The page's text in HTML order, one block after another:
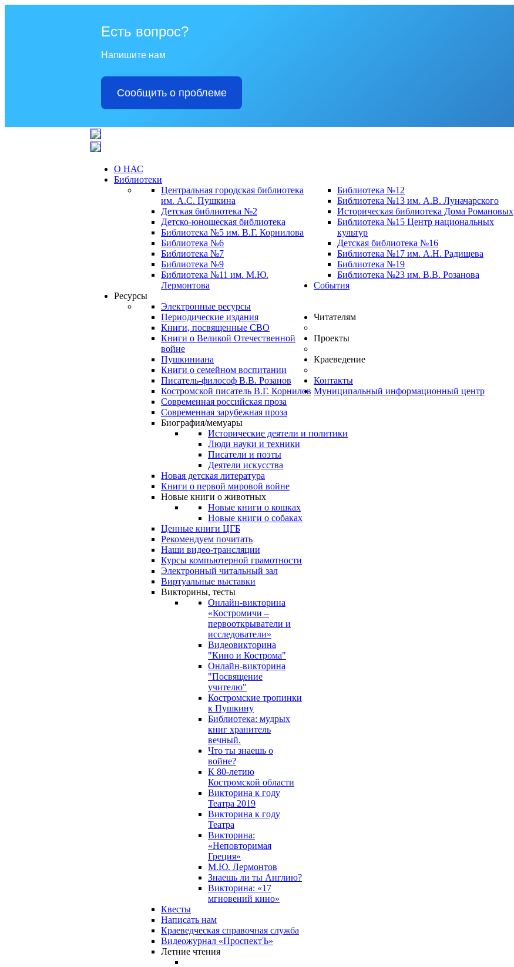
Есть вопрос?
Напишите нам
Сообщить о проблеме
О НАС
Библиотеки
Центральная городская библиотека
им. А.С. Пушкина
Детская библиотека №2
Детско-юношеская библиотека
Библиотека №5 им. В.Г. Корнилова
Библиотека №6
Библиотека №7
Библиотека №9
Библиотека №11 им. М.Ю.
Лермонтова
Библиотека №12
Библиотека №13 им. А.В. Луначарского
Историческая библиотека Дома Романовых
Библиотека №15 Центр национальных
культур
Детская библиотека №16
Библиотека №17 им. А.Н. Радищева
Библиотека №19
Библиотека №23 им. В.В. Розанова
События
Ресурсы
Электронные ресурсы
Периодические издания
Книги, посвященные СВО
Книги о Великой Отечественной
войне
Пушкиниана
Книги о семейном воспитании
Писатель-философ В.В. Розанов
Костромской писатель В.Г. Корнилов
Современная российская проза
Современная зарубежная проза
Биография/мемуары
Исторические деятели и политики
Люди науки и техники
Писатели и поэты
Деятели искусства
Новая детская литература
Книги о первой мировой войне
Новые книги о животных
Новые книги о кошках
Новые книги о собаках
Ценные книги ЦГБ
Читателям
Рекомендуем почитать
Наши видео-трансляции
Курсы компьютерной грамотности
Электронный читальный зал
Виртуальные выставки
Викторины, тесты
Онлайн-викторина
«Костромичи –
первооткрыватели и
исследователи»
Видеовикторина
"Кино и Кострома"
Онлайн-викторина
"Посвящение
учителю"
Костромские тропинки
к Пушкину
Библиотека: мудрых
книг хранитель
вечный.
Что ты знаешь о
войне?
К 80-летию
Костромской области
Викторина к году
Театра 2019
Викторина к году
Театра
Викторина:
«Неповторимая
Греция»
М.Ю. Лермонтов
Знаешь ли ты Англию?
Викторина: «17
мгновений кино»
Квесты
Написать нам
Краеведческая справочная служба
Видеожурнал «ПроспектЪ»
Проекты
Летние чтения
Краеведение
Контакты
Муниципальный информационный центр